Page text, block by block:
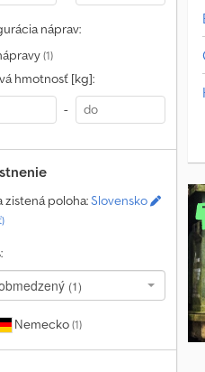
náprav:
(1)
hmotnosť [kg]:
-
zistená poloha:Slovensko
(1)
Nemecko(1)